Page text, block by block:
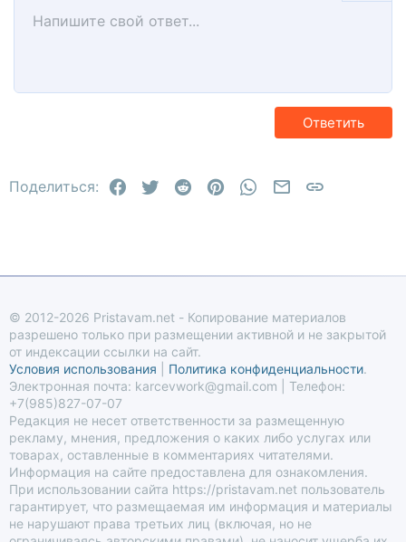
Размер шрифта
9
26
Цвет текста
Шрифт Arial
Trebuchet MS
ВыравниваниеПо левому краю
Выравнивание текста
Формат параграфа
Заголовок 2
Зачёркнутый
СмайлыМультицитата
МедиаВставить таблицу
Вставить горизонтальную линию
Спойлер
Повторить
Переключить режим работы редактора
Удалить форматирование
ЧерновикиСохранить черновик
Напишите свой ответ...
Ответить
Поделиться: Facebook
TwitterReddit PinterestWhatsAppЭлектронная
© 2012-2026 Pristavam.net - Копирование материалов
разрешено только при размещении активной и не закрытой
от индексации ссылки на сайт.
Условия использования
Политика конфиденциальности.
Электронная почта: karcevwork@gmail.com | Телефон:
+7(985)827-07-07
Редакция не несет ответственности за размещенную
рекламу, мнения, предложения о каких либо услугах или
товарах, оставленные в комментариях читателями.
Информация на сайте предоставлена для ознакомления.
При использовании сайта https://pristavam.net пользователь
гарантирует, что размещаемая им информация и материалы
не нарушают права третьих лиц (включая, но не